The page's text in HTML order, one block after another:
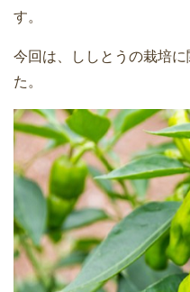
す。
今回は、ししとうの栽培
た。